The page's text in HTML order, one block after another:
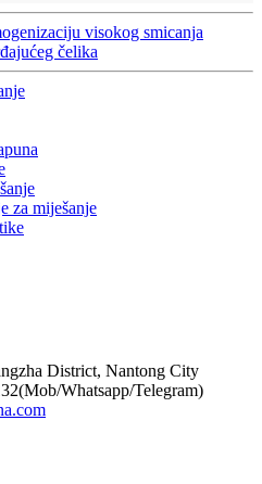
visokog smicanja
čelika
za miješanje
District, Nantong City
Whatsapp/Telegram)